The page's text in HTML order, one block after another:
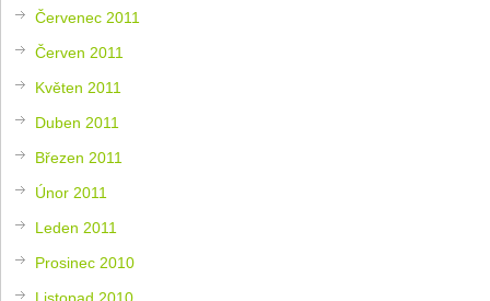
Červenec 2011
Červen 2011
Květen 2011
Duben 2011
Březen 2011
Únor 2011
Leden 2011
Prosinec 2010